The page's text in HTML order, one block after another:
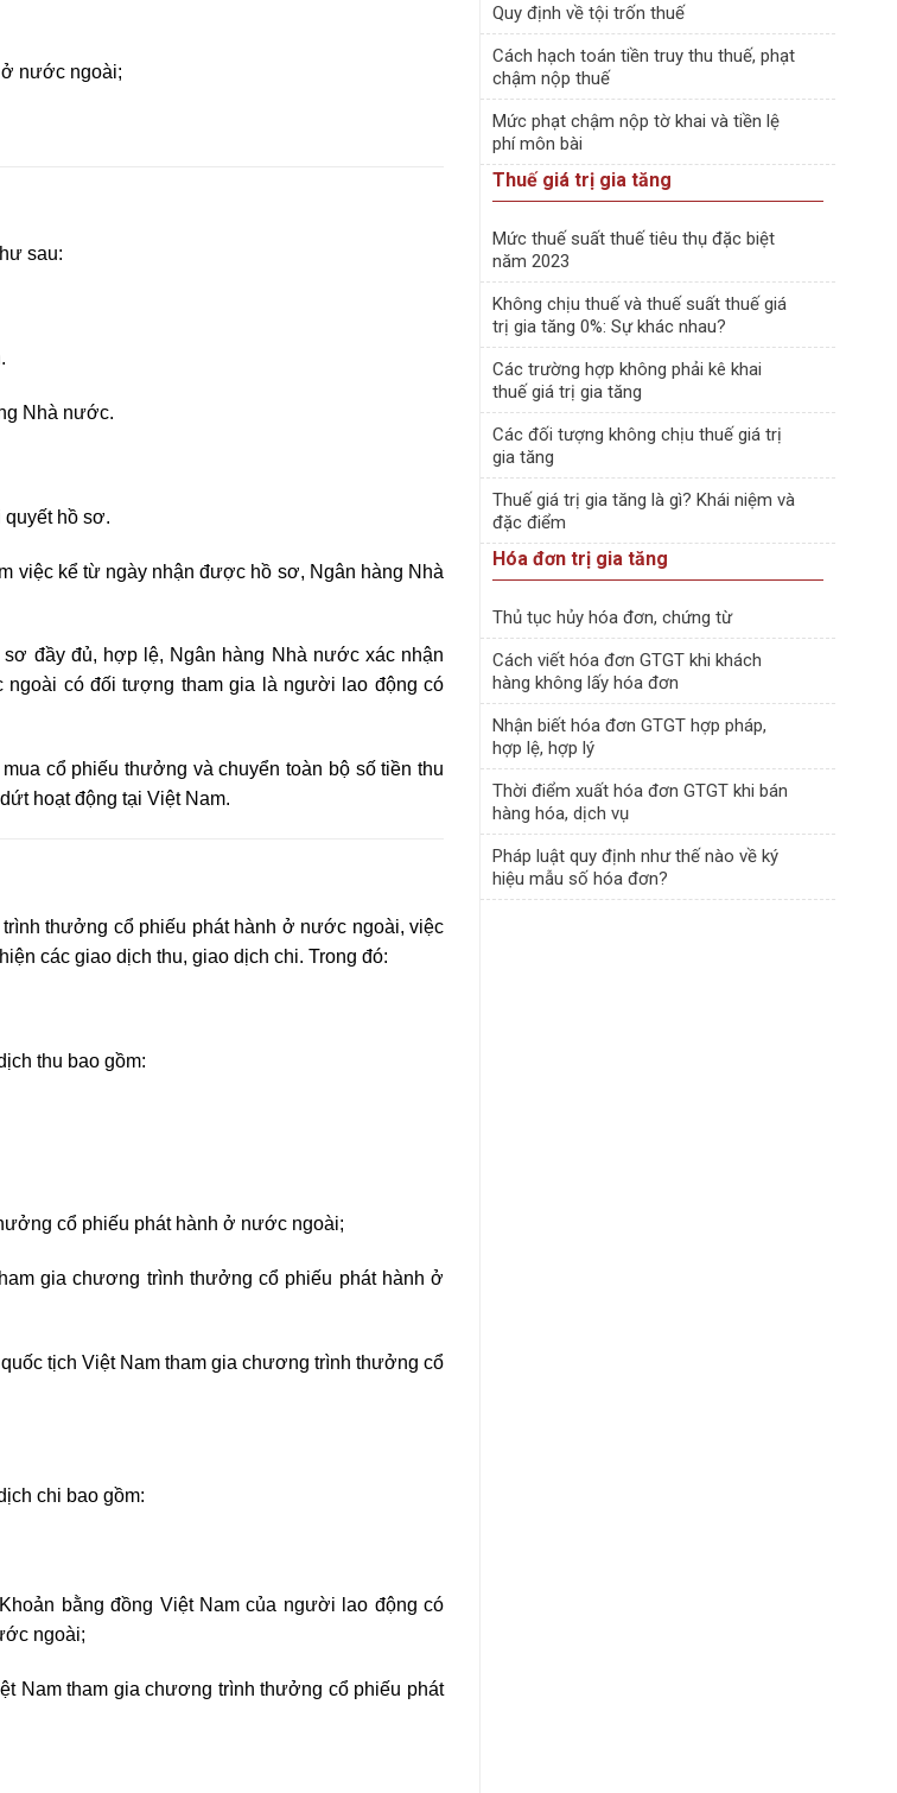
nước ngoài;
sau:
Nhà nước.
hồ sơ.
việc kể từ ngày nhận được hồ sơ, Ngân hàng Nhà
đầy đủ, hợp lệ, Ngân hàng Nhà nước xác nhận
ngoài có đối tượng tham gia là người lao động có
cổ phiếu thưởng và chuyển toàn bộ số tiền thu
hoạt động tại Việt Nam.
thưởng cổ phiếu phát hành ở nước ngoài, việc
các giao dịch thu, giao dịch chi. Trong đó:
thu bao gồm:
cổ phiếu phát hành ở nước ngoài;
gia chương trình thưởng cổ phiếu phát hành ở
tịch Việt Nam tham gia chương trình thưởng cổ
chi bao gồm:
bằng đồng Việt Nam của người lao động có
ngoài;
Nam tham gia chương trình thưởng cổ phiếu phát
Quy định về tội trốn thuế
Cách hạch toán tiền truy thu thuế, phạt
chậm nộp thuế
Mức phạt chậm nộp tờ khai và tiền lệ
phí môn bài
Thuế giá trị gia tăng
Mức thuế suất thuế tiêu thụ đặc biệt
năm 2023
Không chịu thuế và thuế suất thuế giá
trị gia tăng 0%: Sự khác nhau?
Các trường hợp không phải kê khai
thuế giá trị gia tăng
Các đối tượng không chịu thuế giá trị
gia tăng
Thuế giá trị gia tăng là gì? Khái niệm và
đặc điểm
Hóa đơn trị gia tăng
Thủ tục hủy hóa đơn, chứng từ
Cách viết hóa đơn GTGT khi khách
hàng không lấy hóa đơn
Nhận biết hóa đơn GTGT hợp pháp,
hợp lệ, hợp lý
Thời điểm xuất hóa đơn GTGT khi bán
hàng hóa, dịch vụ
Pháp luật quy định như thế nào về ký
hiệu mẫu số hóa đơn?